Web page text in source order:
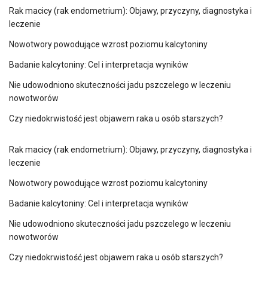
Rak macicy (rak endometrium): Objawy, przyczyny, diagnostyka i
leczenie
Nowotwory powodujące wzrost poziomu kalcytoniny
Badanie kalcytoniny: Cel i interpretacja wyników
Nie udowodniono skuteczności jadu pszczelego w leczeniu
nowotworów
Czy niedokrwistość jest objawem raka u osób starszych?
Rak macicy (rak endometrium): Objawy, przyczyny, diagnostyka i
leczenie
Nowotwory powodujące wzrost poziomu kalcytoniny
Badanie kalcytoniny: Cel i interpretacja wyników
Nie udowodniono skuteczności jadu pszczelego w leczeniu
nowotworów
Czy niedokrwistość jest objawem raka u osób starszych?